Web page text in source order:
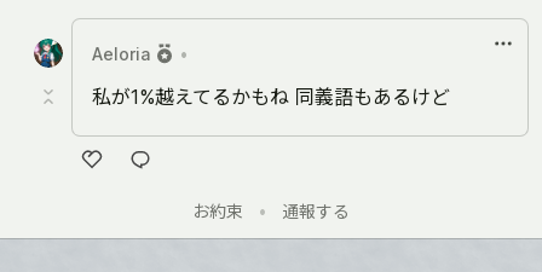
い
ねAeloria •
私が1%越えてるかもね 同義語もあるけど
ね
お約束 • 通報する